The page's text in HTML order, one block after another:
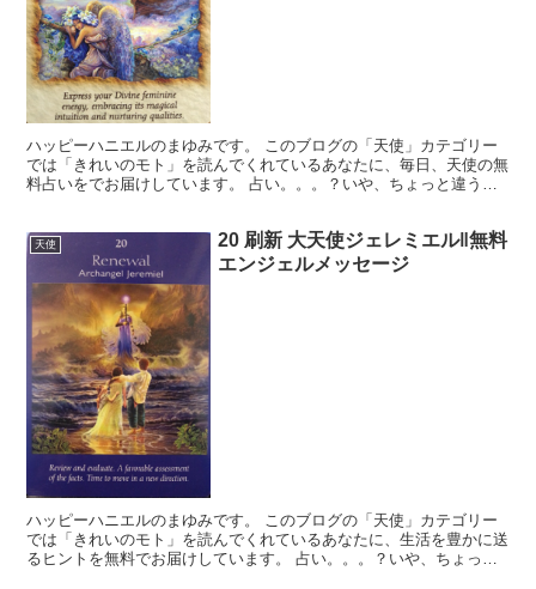
ハッピーハニエルのまゆみです。 このブログの「天使」カテゴリー
では「きれいのモト」を読んでくれているあなたに、毎日、天使の無
料占いをでお届けしています。 占い。。。？いや、ちょっと違うか
天使
20 刷新 大天使ジェレミエル‖無料
エンジェルメッセージ
ハッピーハニエルのまゆみです。 このブログの「天使」カテゴリー
では「きれいのモト」を読んでくれているあなたに、生活を豊かに送
るヒントを無料でお届けしています。 占い。。。？いや、ちょっと